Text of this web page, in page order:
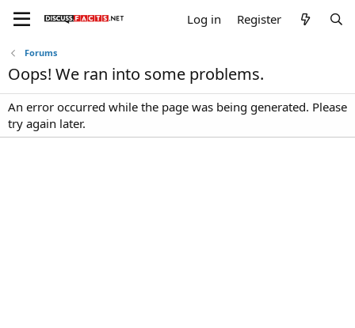
Log in Register
Forums
Oops! We ran into some problems.
An error occurred while the page was being generated. Please
try again later.